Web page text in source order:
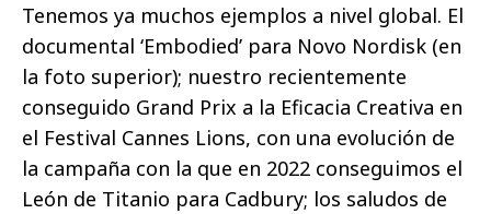
Tenemos ya muchos ejemplos a nivel global. El
documental ‘Embodied’ para Novo Nordisk (en
la foto superior); nuestro recientemente
conseguido Grand Prix a la Eficacia Creativa en
el Festival Cannes Lions, con una evolución de
la campaña con la que en 2022 conseguimos el
León de Titanio para Cadbury; los saludos de